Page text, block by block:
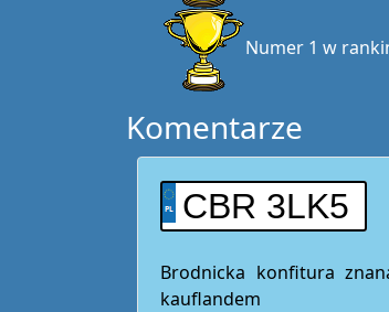
Numer 1 w
Komentarze
CBR 3LK5
Brodnicka konfitura
kauflandem